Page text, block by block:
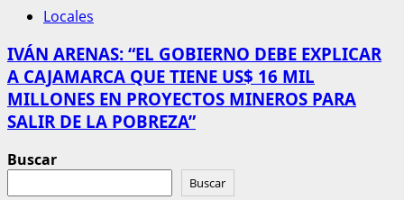
Locales
IVÁN ARENAS: “EL GOBIERNO DEBE EXPLICAR
A CAJAMARCA QUE TIENE US$ 16 MIL
MILLONES EN PROYECTOS MINEROS PARA
SALIR DE LA POBREZA”
Buscar
Buscar